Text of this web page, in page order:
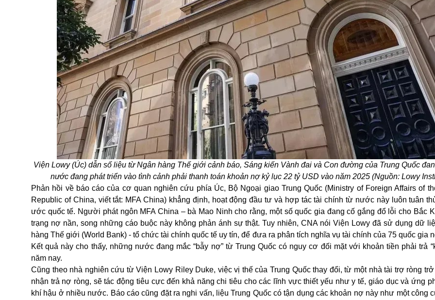
Viện Lowy (Úc) dẫn số liệu từ Ngân hàng Thế giới cảnh báo, Sáng kiến Vành đai và Con đường của Trung Quốc
nước đang phát triển vào tình cảnh phải thanh toán khoản nợ kỷ lục 22 tỷ USD vào năm 2025 (Nguồn: Lowy
Phản hồi về báo cáo của cơ quan nghiên cứu phía Úc, Bộ Ngoại giao Trung Quốc (Ministry of Foreign Affairs of
Republic of China, viết tắt: MFA China) khẳng định, hoạt động đầu tư và hợp tác tài chính từ nước này luôn tuân
ước quốc tế. Người phát ngôn MFA China – bà Mao Ninh cho rằng, một số quốc gia đang cố gắng đổ lỗi cho Bắc
trạng nợ nần, song những cáo buộc này không phản ánh sự thật. Tuy nhiên, CNA nói Viện Lowy đã sử dụng dữ
hàng Thế giới (World Bank) - tổ chức tài chính quốc tế uy tín, để đưa ra phân tích nghĩa vụ tài chính của 75 quốc gia
Kết quả này cho thấy, những nước đang mắc “bẫy nợ” từ Trung Quốc có nguy cơ đối mặt với khoản tiền phải trả
năm nay.
Cũng theo nhà nghiên cứu từ Viện Lowy Riley Duke, việc vị thế của Trung Quốc thay đổi, từ một nhà tài trợ ròng
nhận trả nợ ròng, sẽ tác động tiêu cực đến khả năng chi tiêu cho các lĩnh vực thiết yếu như y tế, giáo dục và ứng
khí hậu ở nhiều nước. Báo cáo cũng đặt ra nghi vấn, liệu Trung Quốc có tận dụng các khoản nợ này như một công